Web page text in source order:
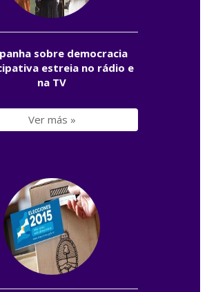
sobre democracia
estreia no rádio e
na TV
Ver más »